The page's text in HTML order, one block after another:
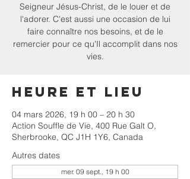
Seigneur Jésus-Christ, de le louer et de
l'adorer. C'est aussi une occasion de lui
faire connaître nos besoins, et de le
remercier pour ce qu'Il accomplit dans nos
vies.
Heure et lieu
04 mars 2026, 19 h 00 – 20 h 30
Action Souffle de Vie, 400 Rue Galt O,
Sherbrooke, QC J1H 1Y6, Canada
Autres dates
mer. 09 sept., 19 h 00